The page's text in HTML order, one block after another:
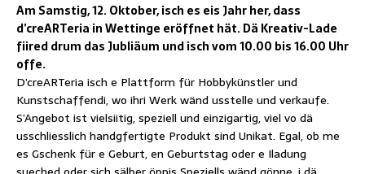
Am Samstig, 12. Oktober, isch es eis Jahr her, dass
d’creARTeria in Wettinge eröffnet hät. Dä Kreativ-Lade
fiired drum das Jubliäum und isch vom 10.00 bis 16.00 Uhr
offe.
D’creARTeria isch e Plattform für Hobbykünstler und
Kunstschaffendi, wo ihri Werk wänd usstelle und verkaufe.
S’Angebot ist vielsiitig, speziell und einzigartig, viel vo dä
usschliesslich handgfertigte Produkt sind Unikat. Egal, ob me
es Gschenk für e Geburt, en Geburtstag oder e Iladung